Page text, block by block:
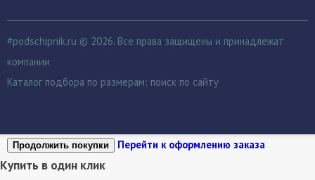
#podschipnik.ru © 2026. Все права защищены и принадлежат
компании
Каталог подбора по размерам: поиск по сайту
Продолжить покупки Перейти к оформлению заказа
Купить в один клик